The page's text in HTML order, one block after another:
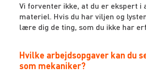
Vi forventer ikke, at du er ekspert i
materiel. Hvis du har viljen og
lære dig de ting, som du ikke har
Hvilke arbejdsopgaver kan du
som mekaniker?